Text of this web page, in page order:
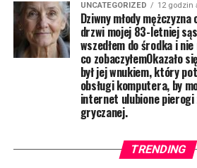
UNCATEGORIZED 12 godzin
Dziwny młody
drzwi mojej 83-letniej
wszedłem do środka i
co zobaczyłemOkazało
był jej wnukiem, który
obsługi komputera, by
internet ulubione pierogi
gryczanej.
TRENDING